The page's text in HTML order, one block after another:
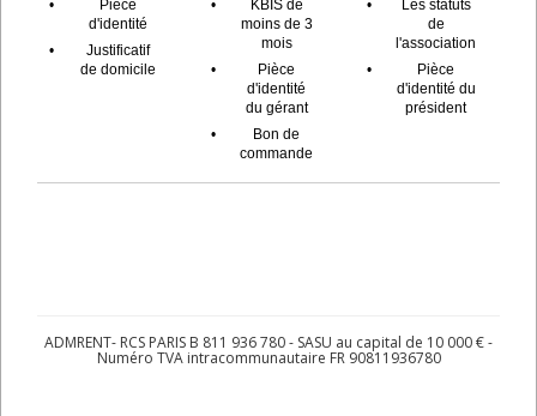
•
Pièce
d'identité
•
Justificatif
de domicile
•
KBIS de
moins de 3
mois
•
Pièce
d'identité
du gérant
•
Bon de
commande
•
Les statuts
de
l'association
•
Pièce
d'identité du
président
ADMRENT- RCS PARIS B 811 936 780 - SASU au capital de 10 000 € -
Numéro TVA intracommunautaire FR 90811936780